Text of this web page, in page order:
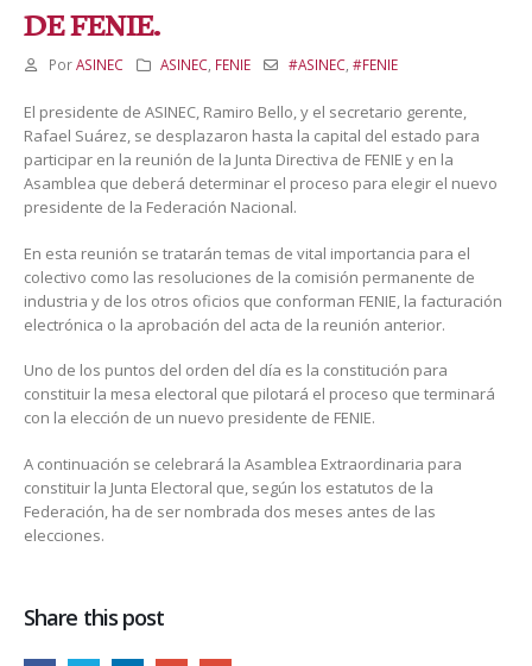
DE FENIE.
Por ASINEC ASINEC, FENIE #ASINEC,#FENIE
El presidente de ASINEC, Ramiro Bello, y el secretario gerente,
Rafael Suárez, se desplazaron hasta la capital del estado para
participar en la reunión de la Junta Directiva de FENIE y en la
Asamblea que deberá determinar el proceso para elegir el nuevo
presidente de la Federación Nacional.
En esta reunión se tratarán temas de vital importancia para el
colectivo como las resoluciones de la comisión permanente de
industria y de los otros oficios que conforman FENIE, la facturación
electrónica o la aprobación del acta de la reunión anterior.
Uno de los puntos del orden del día es la constitución para
constituir la mesa electoral que pilotará el proceso que terminará
con la elección de un nuevo presidente de FENIE.
A continuación se celebrará la Asamblea Extraordinaria para
constituir la Junta Electoral que, según los estatutos de la
Federación, ha de ser nombrada dos meses antes de las
elecciones.
Share this post